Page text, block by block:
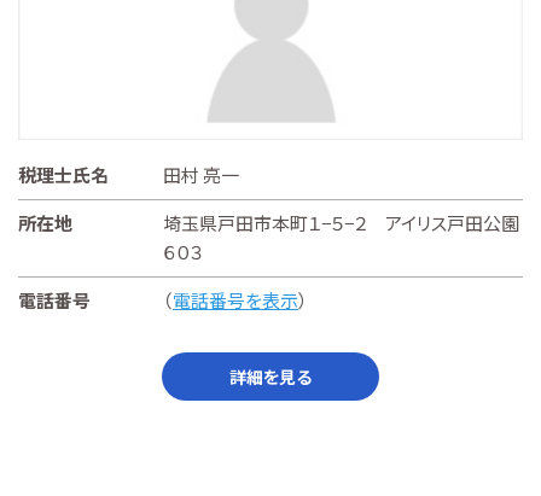
税理士氏名
田村 亮一
所在地
埼玉県戸田市本町１−５−２ アイリス戸田公園
６０３
電話番号
（電話番号を表示）
詳細を見る